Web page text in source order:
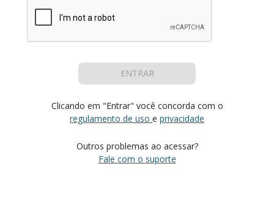
ENTRAR
Clicando em "Entrar" você concorda com o
regulamento de uso e privacidade
Outros problemas ao acessar?
Fale com o suporte